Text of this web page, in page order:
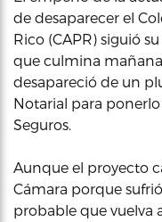
de desaparecer el
Rico (CAPR) siguió
que culmina
desapareció de un
Notarial para
Seguros.
Aunque el proyecto
Cámara porque
probable que vuelva